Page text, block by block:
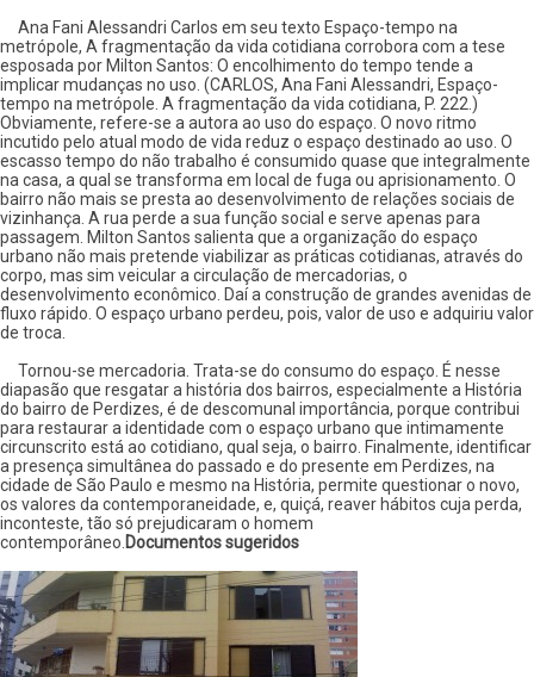
Ana Fani Alessandri Carlos em seu texto Espaço-tempo na
metrópole, A fragmentação da vida cotidiana corrobora com a tese
esposada por Milton Santos: O encolhimento do tempo tende a
implicar mudanças no uso. (CARLOS, Ana Fani Alessandri, Espaço-
tempo na metrópole. A fragmentação da vida cotidiana, P. 222.)
Obviamente, refere-se a autora ao uso do espaço. O novo ritmo
incutido pelo atual modo de vida reduz o espaço destinado ao uso. O
escasso tempo do não trabalho é consumido quase que integralmente
na casa, a qual se transforma em local de fuga ou aprisionamento. O
bairro não mais se presta ao desenvolvimento de relações sociais de
vizinhança. A rua perde a sua função social e serve apenas para
passagem. Milton Santos salienta que a organização do espaço
urbano não mais pretende viabilizar as práticas cotidianas, através do
corpo, mas sim veicular a circulação de mercadorias, o
desenvolvimento econômico. Daí a construção de grandes avenidas de
fluxo rápido. O espaço urbano perdeu, pois, valor de uso e adquiriu valor
de troca.
Tornou-se mercadoria. Trata-se do consumo do espaço. É nesse
diapasão que resgatar a história dos bairros, especialmente a História
do bairro de Perdizes, é de descomunal importância, porque contribui
para restaurar a identidade com o espaço urbano que intimamente
circunscrito está ao cotidiano, qual seja, o bairro. Finalmente, identificar
a presença simultânea do passado e do presente em Perdizes, na
cidade de São Paulo e mesmo na História, permite questionar o novo,
os valores da contemporaneidade, e, quiçá, reaver hábitos cuja perda,
inconteste, tão só prejudicaram o homem
contemporâneo. Documentos sugeridos